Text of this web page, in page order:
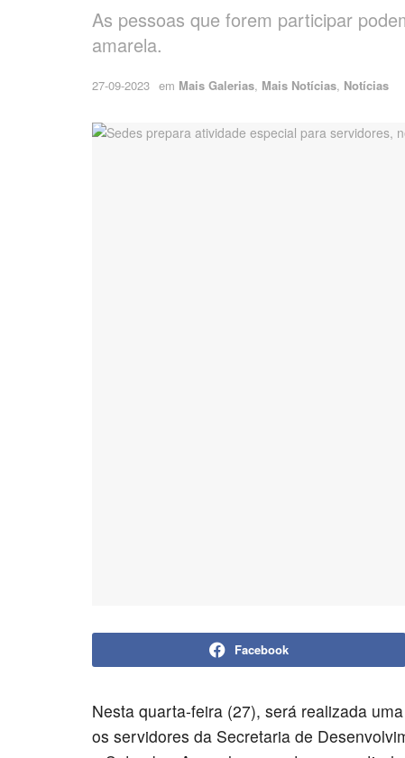
As pessoas que forem participar
amarela.
27-09-2023 em Mais Galerias, Mais Notícias, Notícias
Facebook
Nesta quarta-feira (27), será realizada
os servidores da Secretaria de